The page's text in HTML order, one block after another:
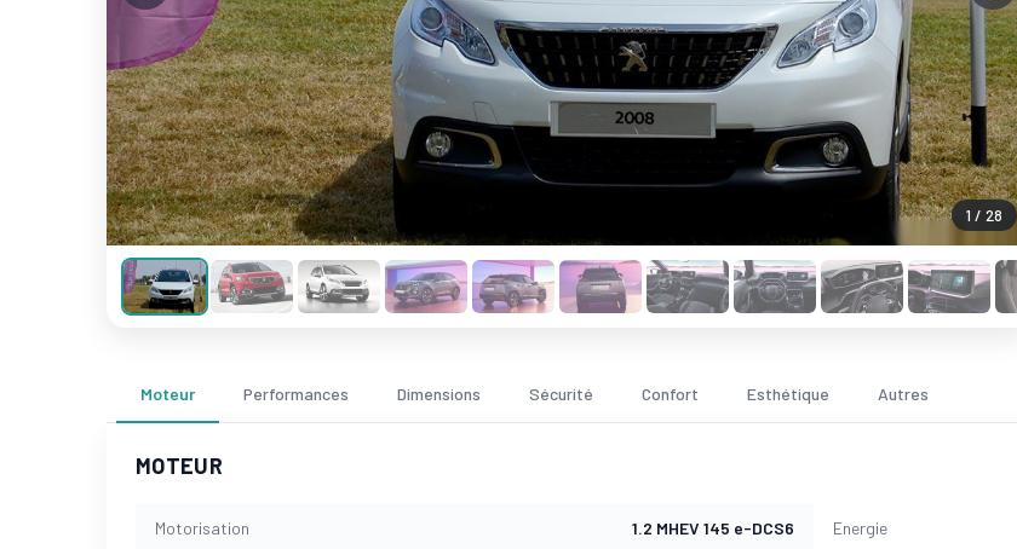
1 / 28
Moteur Performances Dimensions Sécurité Confort Esthétique Autres
MOTEUR
Motorisation 1.2 MHEV 145 e-DCS6 Energie